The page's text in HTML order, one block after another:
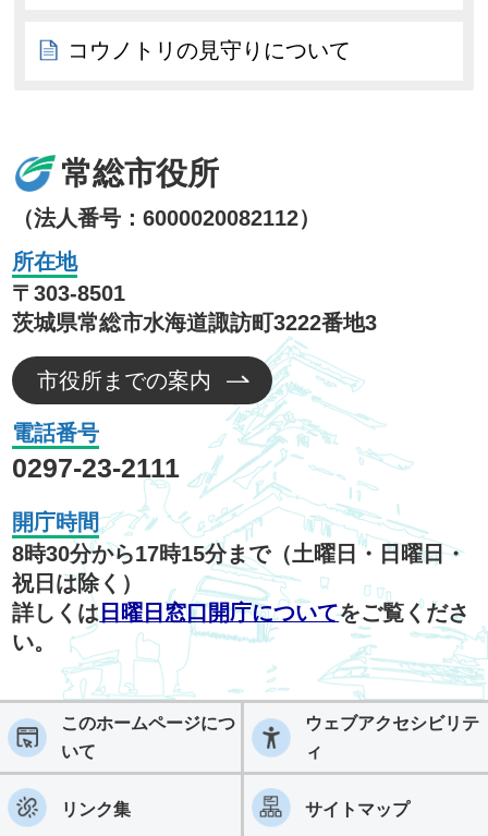
コウノトリの見守りについて
常総市役所
（法人番号：6000020082112）
所在地
〒303-8501
茨城県常総市水海道諏訪町3222番地3
市役所までの案内
電話番号
0297-23-2111
開庁時間
8時30分から17時15分まで（土曜日・日曜日・
祝日は除く）
詳しくは 日曜日窓口開庁についてをご覧くださ
い。
このホームページにつ
いて
ウェブアクセシビリテ
ィ
リンク集 サイトマップ